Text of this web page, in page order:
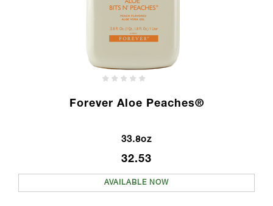
Forever Aloe Peaches®
33.8oz
32.53
AVAILABLE NOW